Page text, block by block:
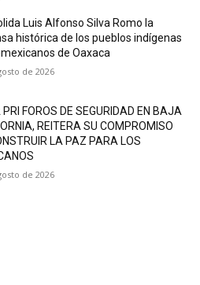
Luis Alfonso Silva Romo la
histórica de los pueblos indígenas
de Oaxaca
de 2026
PRI FOROS DE SEGURIDAD EN BAJA
REITERA SU COMPROMISO
LA PAZ PARA LOS
de 2026